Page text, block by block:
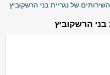
של נגריית בני הרשקוביץ
בני הרשקוביץ